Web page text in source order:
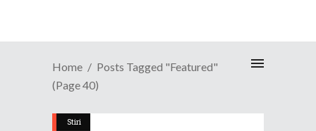
Home
Posts Tagged "Featured"
(Page 40)
Stiri